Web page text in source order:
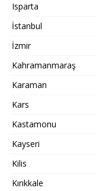
Isparta
İstanbul
İzmir
Kahramanmaraş
Karaman
Kars
Kastamonu
Kayseri
Kilis
Kırıkkale